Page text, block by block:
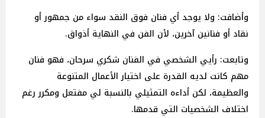
وأضافت: ولا يوجد أي فنان فوق النقد سواء من جمهور أو
نقاد أو فنانين آخرين، لأن الفن في النهاية أذواق.
وتابعت: رأيي الشخصي في الفنان شكري سرحان، فهو فنان
مهم كانت لديه القدرة على اختيار الأعمال المتنوعة
والعظيمة، لكن أداءه التمثيلي بالنسبة لي مفتعل ومكرر رغم
اختلاف الشخصيات التي قدمها.